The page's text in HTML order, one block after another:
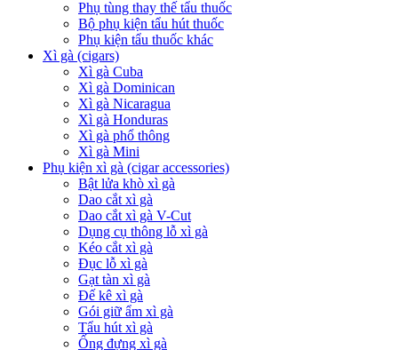
Phụ tùng thay thế tẩu thuốc
Bộ phụ kiện tẩu hút thuốc
Phụ kiện tẩu thuốc khác
Xì gà (cigars)
Xì gà Cuba
Xì gà Dominican
Xì gà Nicaragua
Xì gà Honduras
Xì gà phổ thông
Xì gà Mini
Phụ kiện xì gà (cigar accessories)
Bật lửa khò xì gà
Dao cắt xì gà
Dao cắt xì gà V-Cut
Dụng cụ thông lỗ xì gà
Kéo cắt xì gà
Đục lỗ xì gà
Gạt tàn xì gà
Đế kê xì gà
Gói giữ ẩm xì gà
Tẩu hút xì gà
Ống đựng xì gà